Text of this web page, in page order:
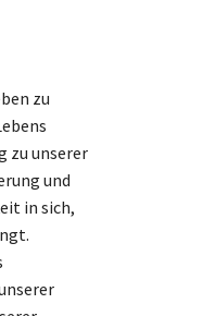
zu
zu unserer
und
in sich,